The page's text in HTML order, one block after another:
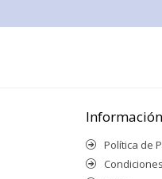
Información
Política de